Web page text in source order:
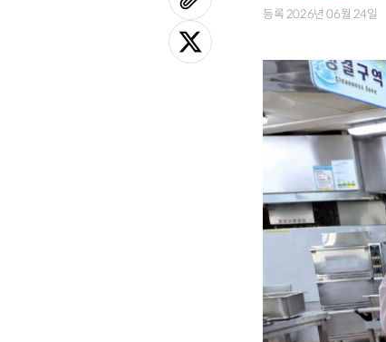
등록 2026년 06월 24일